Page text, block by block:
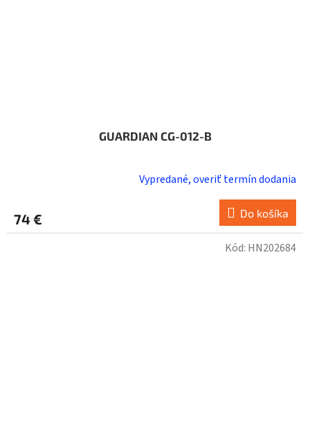
GUARDIAN CG-012-B
Vypredané, overiť termín dodania
74 € Do košíka
Kód: HN202684